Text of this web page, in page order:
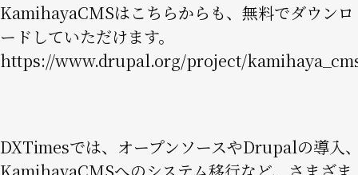
KamihayaCMSはこちらからも、無料でダウンロ
ードしていただけます。
https://www.drupal.org/project/
DXTimesでは、オープンソースやDrupalの導入